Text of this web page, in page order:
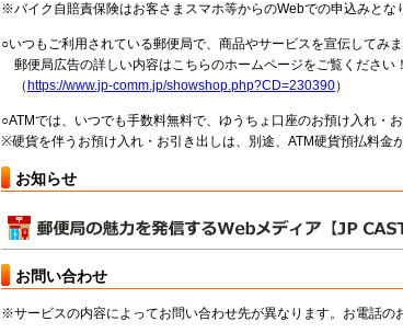
※バイク自賠責保険はお客さまスマホ等からのWebでの申込みとな
○いつもご利用されている郵便局で、商品やサービスを宣伝してみ
郵便局広告の詳しい内容はこちらのホームページをご覧ください
（ https://www.jp-comm.jp/showshop.php?CD=230390）
○ATMでは、いつでも手数料無料で、ゆうちょ口座のお預け入れ・
※硬貨を伴うお預け入れ・お引き出しは、別途、ATM硬貨預払料金
お知らせ
お問い合わせ
※サービスの内容によってお問い合わせ先が異なります。お電話の